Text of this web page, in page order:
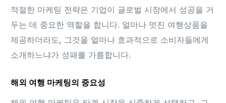
적절한 마케팅 전략은 기업이 글로벌 시장에서 성공을 거
두는 데 중요한 역할을 합니다. 얼마나 멋진 여행상품을
제공하더라도, 그것을 얼마나 효과적으로 소비자들에게
소개하느냐가 성패를 가름합니다.
해외 여행 마케팅의 중요성